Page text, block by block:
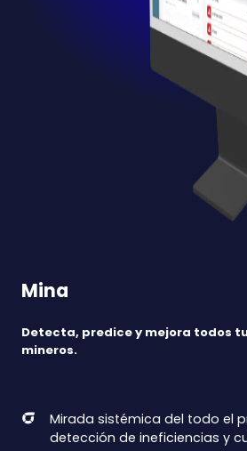
Mina
Detecta, predice y mejora todos
mineros.
Mirada sistémica del todo el
detección de ineficiencias y